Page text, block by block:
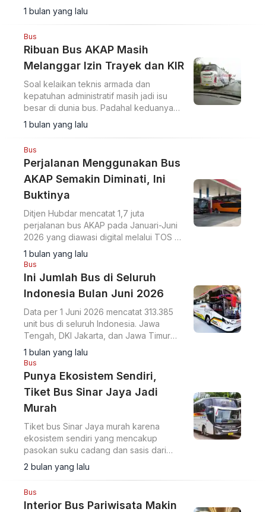
1 bulan yang lalu
Bus
Ribuan Bus AKAP Masih
Melanggar Izin Trayek dan KIR
Soal kelaikan teknis armada dan
kepatuhan administratif masih jadi isu
besar di dunia bus. Padahal keduanya
jadi awal dari terjaminnya keselamatan
perjalanan.
1 bulan yang lalu
Bus
Perjalanan Menggunakan Bus
AKAP Semakin Diminati, Ini
Buktinya
Ditjen Hubdar mencatat 1,7 juta
perjalanan bus AKAP pada Januari-Juni
2026 yang diawasi digital melalui TOS di
115 terminal tipe A.
1 bulan yang lalu
Bus
Ini Jumlah Bus di Seluruh
Indonesia Bulan Juni 2026
Data per 1 Juni 2026 mencatat 313.385
unit bus di seluruh Indonesia. Jawa
Tengah, DKI Jakarta, dan Jawa Timur
menjadi tiga provinsi dengan populasi
bus terbanyak.
1 bulan yang lalu
Bus
Punya Ekosistem Sendiri,
Tiket Bus Sinar Jaya Jadi
Murah
Tiket bus Sinar Jaya murah karena
ekosistem sendiri yang mencakup
pasokan suku cadang dan sasis dari
anak usaha.
2 bulan yang lalu
Bus
Interior Bus Pariwisata Makin